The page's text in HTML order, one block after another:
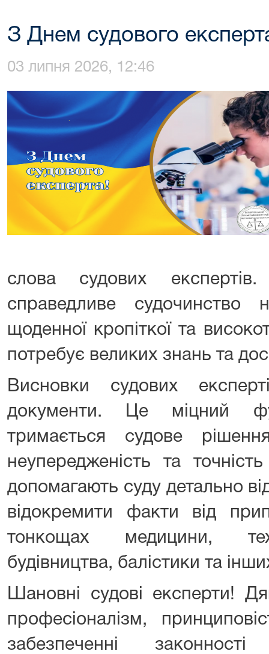
З Днем судового
03 липня 2026, 12:46
слова судових
справедливе судочинство
щоденної кропіткої та
потребує великих знань та
Висновки судових
документи. Це міцний
тримається судове
неупередженість та
допомагають суду детально
відокремити факти від
тонкощах медицини,
будівництва, балістики та
Шановні судові експерти!
професіоналізм,
забезпеченні